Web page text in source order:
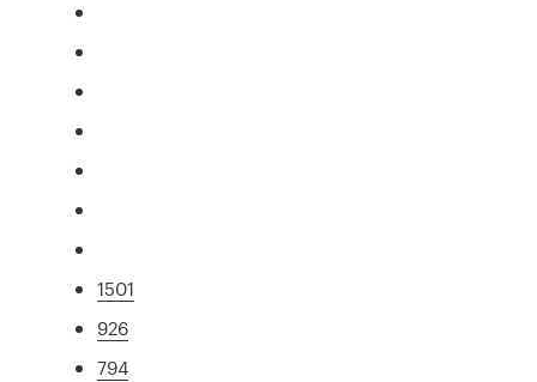
1501
926
794